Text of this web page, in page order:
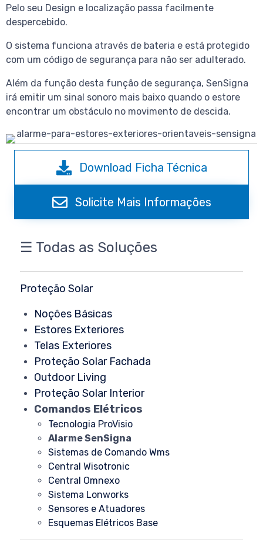
Pelo seu Design e localização passa facilmente
despercebido.
O sistema funciona através de bateria e está protegido
com um código de segurança para não ser adulterado.
Além da função desta função de segurança, SenSigna
irá emitir um sinal sonoro mais baixo quando o estore
encontrar um obstáculo no movimento de descida.
Download Ficha Técnica
Solicite Mais Informações
☰ Todas as Soluções
Proteção Solar
Noções Básicas
Estores Exteriores
Telas Exteriores
Proteção Solar Fachada
Outdoor Living
Proteção Solar Interior
Comandos Elétricos
Tecnologia ProVisio
Alarme SenSigna
Sistemas de Comando Wms
Central Wisotronic
Central Omnexo
Sistema Lonworks
Sensores e Atuadores
Esquemas Elétricos Base